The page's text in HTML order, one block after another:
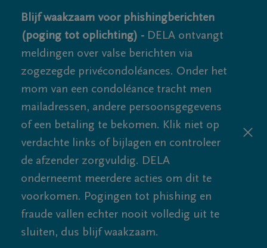
Blijf waakzaam voor phishingberichten
(poging tot oplichting) - DELA ontvangt
meldingen over valse berichten via
zogezegde privécondoléances. Onder het
mom van een condoléance tracht men
mailadressen, andere persoonsgegevens
of een betaling te bekomen. Klik niet op
verdachte links of bijlagen en controleer
de afzender zorgvuldig. DELA
onderneemt meerdere acties om dit te
voorkomen. Pogingen tot phishing en
fraude vallen echter nooit volledig uit te
sluiten, dus blijf waakzaam.